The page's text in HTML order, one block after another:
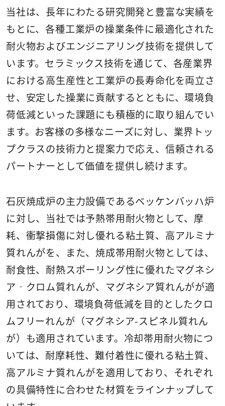
当社は、長年にわたる研究開発と豊富な実績を
もとに、各種工業炉の操業条件に最適化された
耐火物およびエンジニアリング技術を提供して
います。セラミックス技術を通じて、各産業界
における高生産性と工業炉の長寿命化を両立さ
せ、安定した操業に貢献するとともに、環境負
荷低減といった課題にも積極的に取り組んでい
ます。お客様の多様なニーズに対し、業界トッ
プクラスの技術力と提案力で応え、信頼される
パートナーとして価値を提供し続けます。
石灰焼成炉の主力設備であるベッケンバッハ炉
に対し、当社では予熱帯用耐火物として、摩
耗、衝撃損傷に対し優れる粘土質、高アルミナ
質れんがを、また、焼成帯用耐火物としては、
耐食性、耐熱スポーリング性に優れたマグネシ
ア‐クロム質れんが、マグネシア質れんがが適
用されており、環境負荷低減を目的としたクロ
ムフリーれんが（マグネシア-スピネル質れん
が）も適用されています。冷却帯用耐火物につ
いては、耐摩耗性、難付着性に優れる粘土質、
高アルミナ質れんがを適用しており、それぞれ
の具備特性に合わせた材質をラインナップして